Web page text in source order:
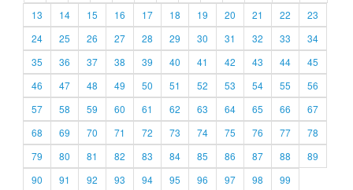
13
14 15 16 17 18 19 20 21 22
23
24
25 26 27 28 29 30 31 32 33
34
35
36 37 38 39 40 41 42 43 44
45
46
47 48 49 50 51 52 53 54 55
56
57
58 59 60 61 62 63 64 65 66
67
68
69 70 71 72 73 74 75 76 77
78
79
80 81 82 83 84 85 86 87 88
89
90
91 92 93 94 95 96 97 98
99